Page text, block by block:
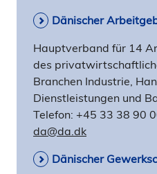
Dänischer
Hauptverband für 14
des
Branchen Industrie,
Dienstleistungen und
Telefon: +45 33 38 90
da@da.dk
Dänischer